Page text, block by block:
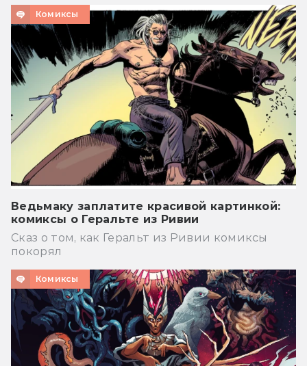
Комиксы
Ведьмаку заплатите красивой картинкой:
комиксы о Геральте из Ривии
Сказ о том, как Геральт из Ривии комиксы
покорял
Комиксы